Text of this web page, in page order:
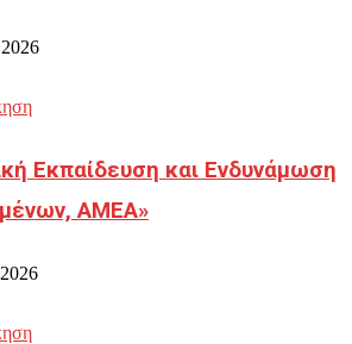
2026
Εκπαίδευση και Ενδυνάμωση
ΑΜΕΑ»